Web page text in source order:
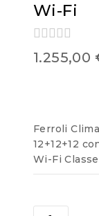
Wi-Fi
0
out
1.255,00
Ferroli
12+12+12
Wi-Fi